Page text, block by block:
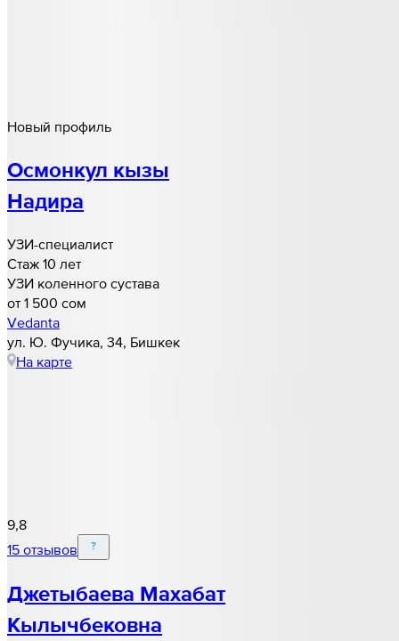
Новый профиль
Осмонкул кызы
Надира
УЗИ-специалист
Стаж 10 лет
УЗИ коленного сустава
от 1 500 cом
Vedanta
ул. Ю. Фучика, 34, Бишкек
На карте
9,8
15 отзывов
Джетыбаева Махабат
Кылычбековна